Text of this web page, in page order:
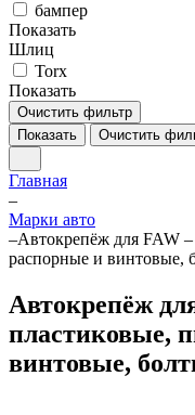
бампер
Показать
Шлиц
Torx
Показать
Очистить фильтр
Показать
Очистить
Главная
–
Марки авто
–Автокрепёж для FAW
распорные и винтовые,
Автокрепёж
пластиковые,
винтовые,